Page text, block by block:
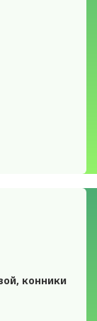
конники